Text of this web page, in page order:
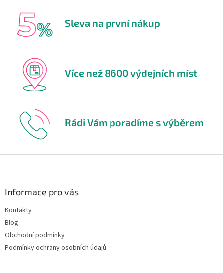
Sleva na první nákup
Více než 8600 výdejních míst
Rádi Vám poradíme s výběrem
Informace pro vás
Kontakty
Blog
Obchodní podmínky
Podmínky ochrany osobních údajů